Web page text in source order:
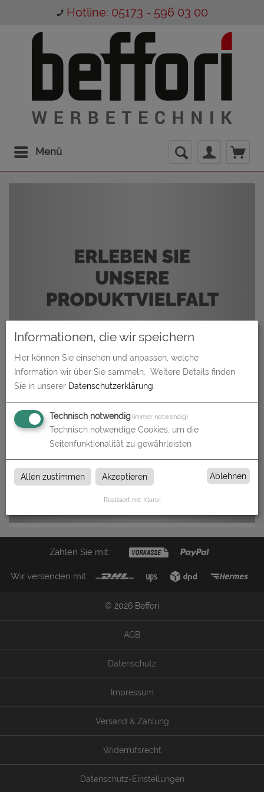
Hotline: 05173 - 596 03 00
Menü
Zahlen Sie mit:
Wir versenden mit:
© 2026 Beffori
AGB
Datenschutz
Impressum
Versand & Zahlung
Widerrufsrecht
Datenschutz-Einstellungen
Informationen, die wir speichern
Hier können Sie einsehen und anpassen, welche
Information wir über Sie sammeln.
Weitere Details finden
Sie in unserer Datenschutzerklärung
Technisch notwendig(immer notwendig)
Technisch notwendige Cookies, um die
Seitenfunktionalität zu gewährleisten
Allen zustimmen Akzeptieren Ablehnen
Realisiert mit Klaro!